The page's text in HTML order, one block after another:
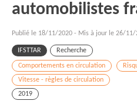
automobilistes
Publié le 18/11/2020 - Mis à jour le 26/11/
IFSTTAR Recherche
Comportements en circulation
Vitesse - règles de circulation
2019